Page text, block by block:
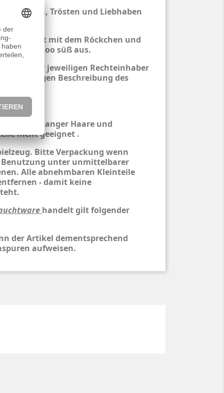
Kuscheln, Trösten und Liebhaben
Sieht mit dem Röckchen und
sooo süß aus.
der jeweiligen Rechteinhaber
eindeutigen Beschreibung des
wegen langer Haare und
nicht geeignet .
Bitte Verpackung wenn
unter unmittelbarer
Alle abnehmbaren Kleinteile
- damit keine
handelt gilt folgender
der Artikel dementsprechend
aufweisen.